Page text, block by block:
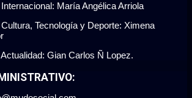
María Angélica Arriola
Tecnología y Deporte: Ximena
Gian Carlos Ñ Lopez.